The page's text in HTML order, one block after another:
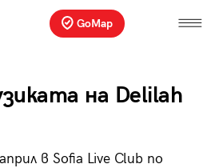
GoMap
на Delilah
в Sofia Live Club по